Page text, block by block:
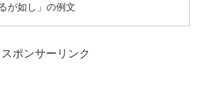
が如し」の例文
スポンサーリンク